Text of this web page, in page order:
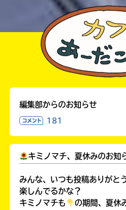
編集部からのお知らせ
コメント 181
キミノマチ、夏休みのお知
みんな、いつも投稿ありがと
楽しんでるかな？
キミノマチも
の期間、夏休